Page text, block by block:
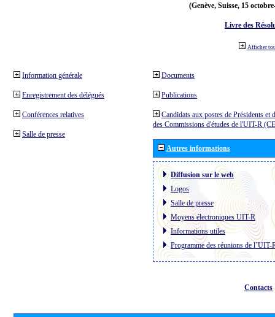
(Genève, Suisse, 15
Livre des
Afficher
Information générale
Enregistrement des délégués
Conférences relatives
Salle de presse
Documents
Publications
Candidats aux postes de Présidents et
des Commissions d'études de l'UIT-R
Autres informations
Diffusion sur le web
Logos
Salle de presse
Moyens électroniques UIT-R
Informations utiles
Programme des réunions de l´UIT-
Contacts